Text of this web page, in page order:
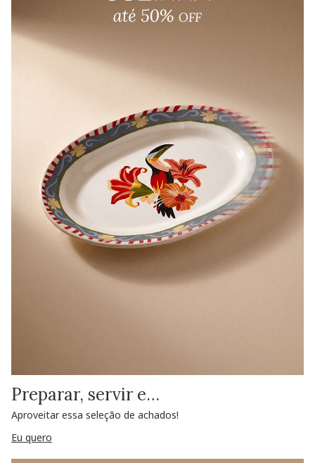
Preparar, servir e…
Aproveitar essa seleção de achados!
Eu quero